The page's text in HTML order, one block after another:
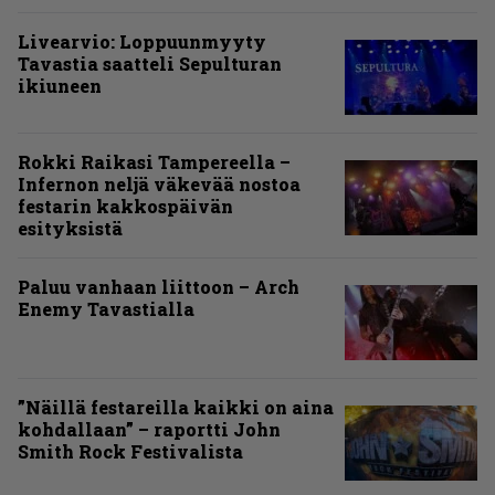
Livearvio: Loppuunmyyty
Tavastia saatteli Sepulturan
ikiuneen
Rokki Raikasi Tampereella –
Infernon neljä väkevää nostoa
festarin kakkospäivän
esityksistä
Paluu vanhaan liittoon – Arch
Enemy Tavastialla
”Näillä festareilla kaikki on aina
kohdallaan” – raportti John
Smith Rock Festivalista